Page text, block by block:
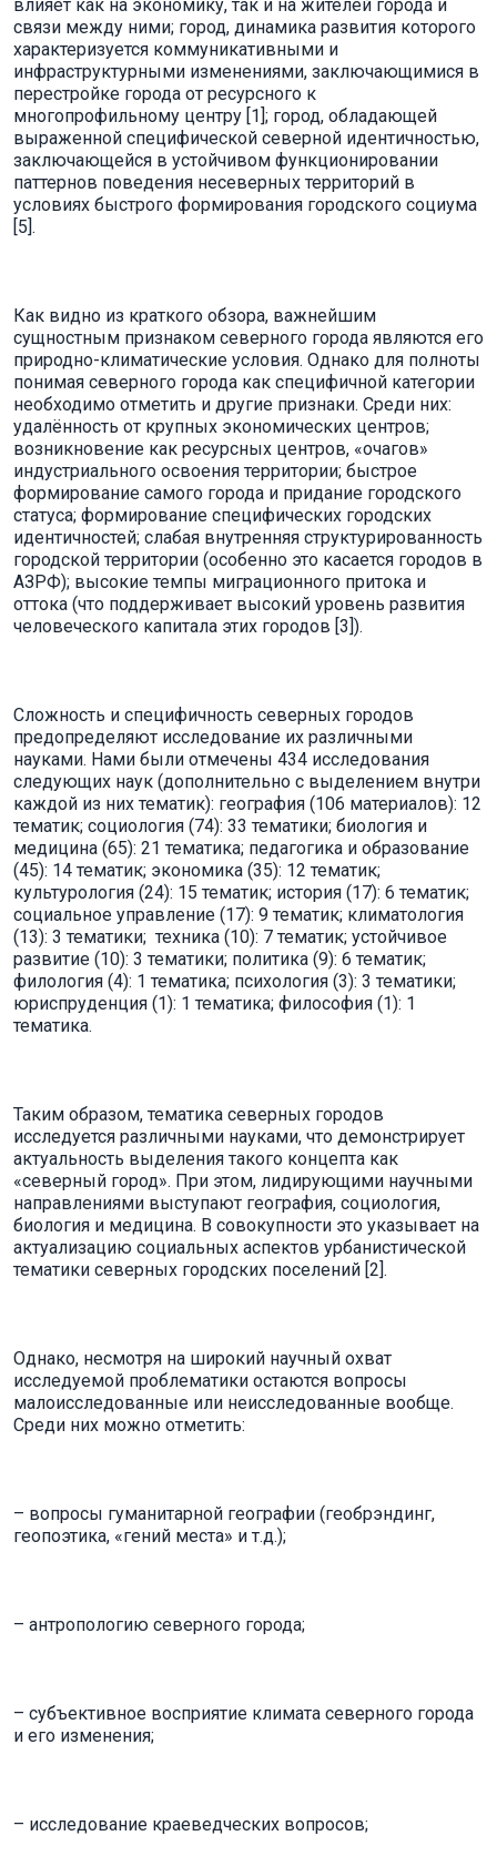
влияет как на экономику, так и на жителей города и
связи между ними; город, динамика развития которого
характеризуется коммуникативными и
инфраструктурными изменениями, заключающимися в
перестройке города от ресурсного к
многопрофильному центру [1]; город, обладающей
выраженной специфической северной идентичностью,
заключающейся в устойчивом функционировании
паттернов поведения несеверных территорий в
условиях быстрого формирования городского социума
[5].
Как видно из краткого обзора, важнейшим
сущностным признаком северного города являются его
природно-климатические условия. Однако для полноты
понимая северного города как специфичной категории
необходимо отметить и другие признаки. Среди них:
удалённость от крупных экономических центров;
возникновение как ресурсных центров, «очагов»
индустриального освоения территории; быстрое
формирование самого города и придание городского
статуса; формирование специфических городских
идентичностей; слабая внутренняя структурированность
городской территории (особенно это касается городов в
АЗРФ); высокие темпы миграционного притока и
оттока (что поддерживает высокий уровень развития
человеческого капитала этих городов [3]).
Сложность и специфичность северных городов
предопределяют исследование их различными
науками. Нами были отмечены 434 исследования
следующих наук (дополнительно с выделением внутри
каждой из них тематик): география (106 материалов): 12
тематик; социология (74): 33 тематики; биология и
медицина (65): 21 тематика; педагогика и образование
(45): 14 тематик; экономика (35): 12 тематик;
культурология (24): 15 тематик; история (17): 6 тематик;
социальное управление (17): 9 тематик; климатология
(13): 3 тематики; техника (10): 7 тематик; устойчивое
развитие (10): 3 тематики; политика (9): 6 тематик;
филология (4): 1 тематика; психология (3): 3 тематики;
юриспруденция (1): 1 тематика; философия (1): 1
тематика.
Таким образом, тематика северных городов
исследуется различными науками, что демонстрирует
актуальность выделения такого концепта как
«северный город». При этом, лидирующими научными
направлениями выступают география, социология,
биология и медицина. В совокупности это указывает на
актуализацию социальных аспектов урбанистической
тематики северных городских поселений [2].
Однако, несмотря на широкий научный охват
исследуемой проблематики остаются вопросы
малоисследованные или неисследованные вообще.
Среди них можно отметить:
– вопросы гуманитарной географии (геобрэндинг,
геопоэтика, «гений места» и т.д.);
– антропологию северного города;
– субъективное восприятие климата северного города
и его изменения;
– исследование краеведческих вопросов;